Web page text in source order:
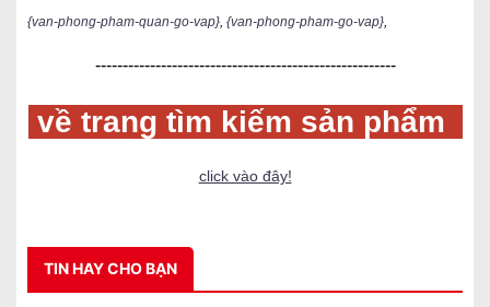
{van-phong-pham-quan-go-vap}, {van-phong-pham-go-vap},
-------------------------------------------------------
về trang tìm kiếm sản phẩm
click vào đây!
TIN HAY CHO BẠN